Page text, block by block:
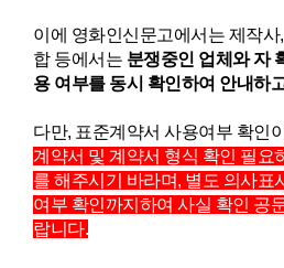
이에 영화인신문고에서는 제작
합 등에서는 분쟁중인 업체와 자
용 여부를 동시 확인하여 안내하
다만, 표준계약서 사용여부 확인
계약서 및 계약서 형식 확인 필요
를 해주시기 바라며, 별 도 의사표
여부 확인까지하여 사실 확인 공
랍니다.